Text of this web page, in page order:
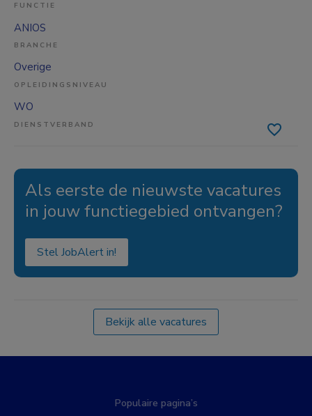
FUNCTIE
ANIOS
BRANCHE
Overige
OPLEIDINGSNIVEAU
WO
DIENSTVERBAND
Als eerste de nieuwste vacatures
in jouw functiegebied ontvangen?
Stel JobAlert in!
Bekijk alle vacatures
Populaire pagina’s